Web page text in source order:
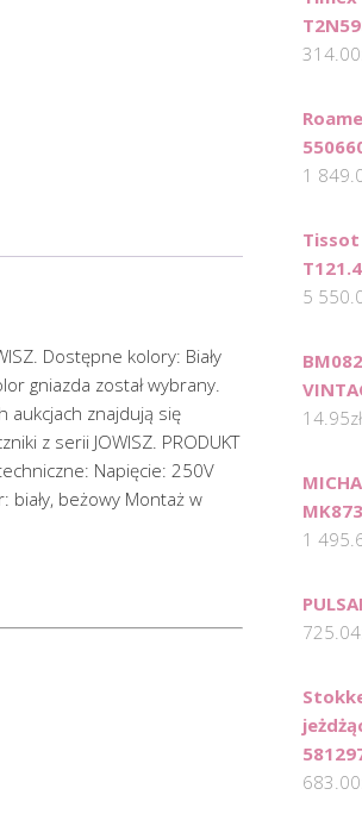
Dostępne kolory: Biały
gniazda został wybrany.
aukcjach znajdują się
z serii JOWISZ. PRODUKT
Napięcie: 250V
beżowy Montaż w
314.00
1
Tissot
5
14.95zł
1
725.04
683.00